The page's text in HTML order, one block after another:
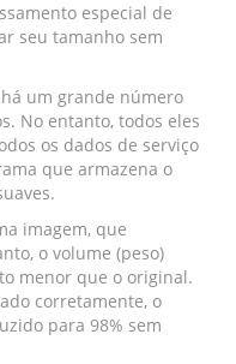
especial de
seu tamanho sem
um grande número
No entanto, todos eles
os dados de serviço
que armazena o
imagem, que
o volume (peso)
menor que o original.
corretamente, o
para 98% sem